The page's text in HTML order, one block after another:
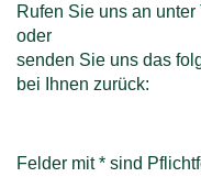
Rufen Sie uns an
oder
senden Sie uns das
bei Ihnen zurück:
Felder mit * sind